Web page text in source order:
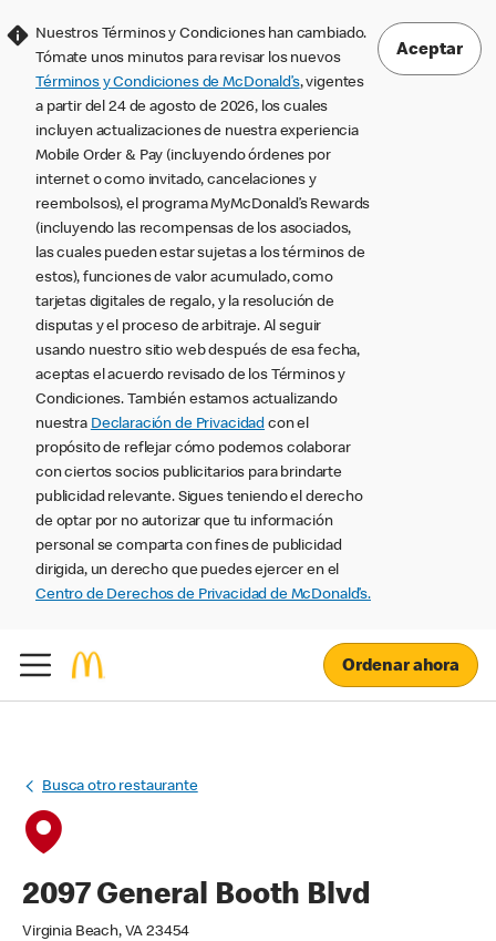
Nuestros Términos y Condiciones han cambiado.
Tómate unos minutos para revisar los nuevos
Términos y Condiciones de McDonald’s, vigentes
a partir del 24 de agosto de 2026, los cuales
incluyen actualizaciones de nuestra experiencia
Mobile Order & Pay (incluyendo órdenes por
internet o como invitado, cancelaciones y
reembolsos), el programa MyMcDonald’s Rewards
(incluyendo las recompensas de los asociados,
las cuales pueden estar sujetas a los términos de
estos), funciones de valor acumulado, como
tarjetas digitales de regalo, y la resolución de
disputas y el proceso de arbitraje. Al seguir
usando nuestro sitio web después de esa fecha,
aceptas el acuerdo revisado de los Términos y
Condiciones. También estamos actualizando
nuestra Declaración de Privacidad con el
propósito de reflejar cómo podemos colaborar
con ciertos socios publicitarios para brindarte
publicidad relevante. Sigues teniendo el derecho
de optar por no autorizar que tu información
personal se comparta con fines de publicidad
dirigida, un derecho que puedes ejercer en el
Centro de Derechos de Privacidad de McDonald’s.
Aceptar
Ordenar ahora
Busca otro restaurante
2097 General Booth Blvd
Virginia Beach, VA 23454